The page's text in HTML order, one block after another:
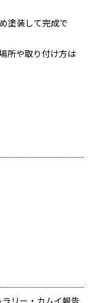
塗装して完成で
所や取り付け方は
ラリー・カムイ報告